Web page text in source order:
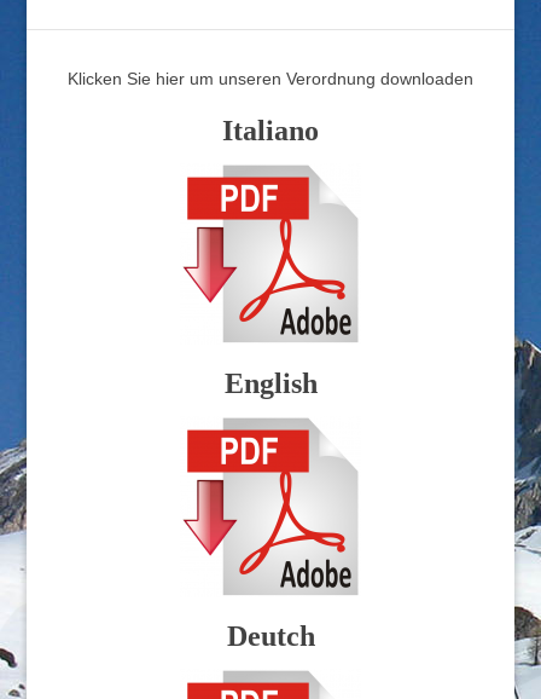
Klicken Sie hier um unseren Verordnung downloaden
Italiano
English
Deutch